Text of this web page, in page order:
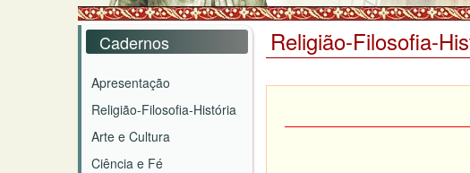
Cadernos
Apresentação
Religião-Filosofia-História
Arte e Cultura
Ciência e Fé
Religião-Filosofia-